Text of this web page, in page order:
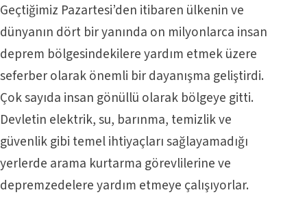
Geçtiğimiz Pazartesi’den itibaren ülkenin ve
dünyanın dört bir yanında on milyonlarca insan
deprem bölgesindekilere yardım etmek üzere
seferber olarak önemli bir dayanışma geliştirdi.
Çok sayıda insan gönüllü olarak bölgeye gitti.
Devletin elektrik, su, barınma, temizlik ve
güvenlik gibi temel ihtiyaçları sağlayamadığı
yerlerde arama kurtarma görevlilerine ve
depremzedelere yardım etmeye çalışıyorlar.